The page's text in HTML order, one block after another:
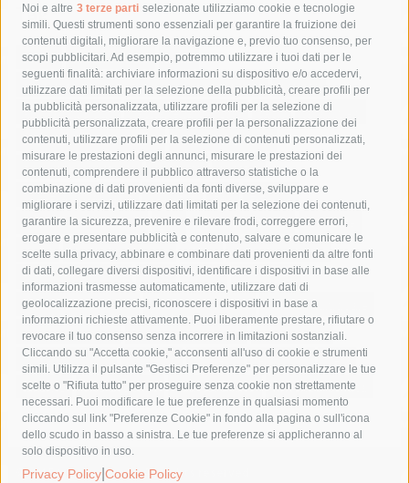
Noi e altre 3 terze parti selezionate utilizziamo cookie e tecnologie
simili. Questi strumenti sono essenziali per garantire la fruizione dei
contenuti digitali, migliorare la navigazione e, previo tuo consenso, per
scopi pubblicitari. Ad esempio, potremmo utilizzare i tuoi dati per le
seguenti finalità: archiviare informazioni su dispositivo e/o accedervi,
utilizzare dati limitati per la selezione della pubblicità, creare profili per
la pubblicità personalizzata, utilizzare profili per la selezione di
pubblicità personalizzata, creare profili per la personalizzazione dei
contenuti, utilizzare profili per la selezione di contenuti personalizzati,
misurare le prestazioni degli annunci, misurare le prestazioni dei
contenuti, comprendere il pubblico attraverso statistiche o la
combinazione di dati provenienti da fonti diverse, sviluppare e
migliorare i servizi, utilizzare dati limitati per la selezione dei contenuti,
garantire la sicurezza, prevenire e rilevare frodi, correggere errori,
erogare e presentare pubblicità e contenuto, salvare e comunicare le
scelte sulla privacy, abbinare e combinare dati provenienti da altre fonti
di dati, collegare diversi dispositivi, identificare i dispositivi in base alle
informazioni trasmesse automaticamente, utilizzare dati di
geolocalizzazione precisi, riconoscere i dispositivi in base a
informazioni richieste attivamente. Puoi liberamente prestare, rifiutare o
revocare il tuo consenso senza incorrere in limitazioni sostanziali.
Cliccando su "Accetta cookie," acconsenti all'uso di cookie e strumenti
simili. Utilizza il pulsante "Gestisci Preferenze" per personalizzare le tue
scelte o "Rifiuta tutto" per proseguire senza cookie non strettamente
necessari. Puoi modificare le tue preferenze in qualsiasi momento
cliccando sul link "Preferenze Cookie" in fondo alla pagina o sull'icona
dello scudo in basso a sinistra. Le tue preferenze si applicheranno al
solo dispositivo in uso.
Privacy Policy Cookie Policy
Tag
acqua allerta meteo
anas
area marina protetta di punta campanella
arresto
Asl Napoli 3 sud
capitaneria di porto capri
carabinieri
castellammare di stabia
circumvesuviana
comune di sorrento
concerto
contagi
costiera amalfitana
covid-19 eav
elezioni
fondazione sorrento
gori guardia costiera
incidente
lavori
lorenzo balducelli mare
massa lubrense
massimo coppola
Meta napoli
ordinanza
penisola sorrentina
piano di sorrento
polizia municipale
protezione civile
Regione Campania
sant'agnello
sindaco cuomo
sorrento studenti temporali
treni
turismo
Vico Equense villa fiorentino vincenzo de luca
© 2015 SorrentoPress. All rights reserved.